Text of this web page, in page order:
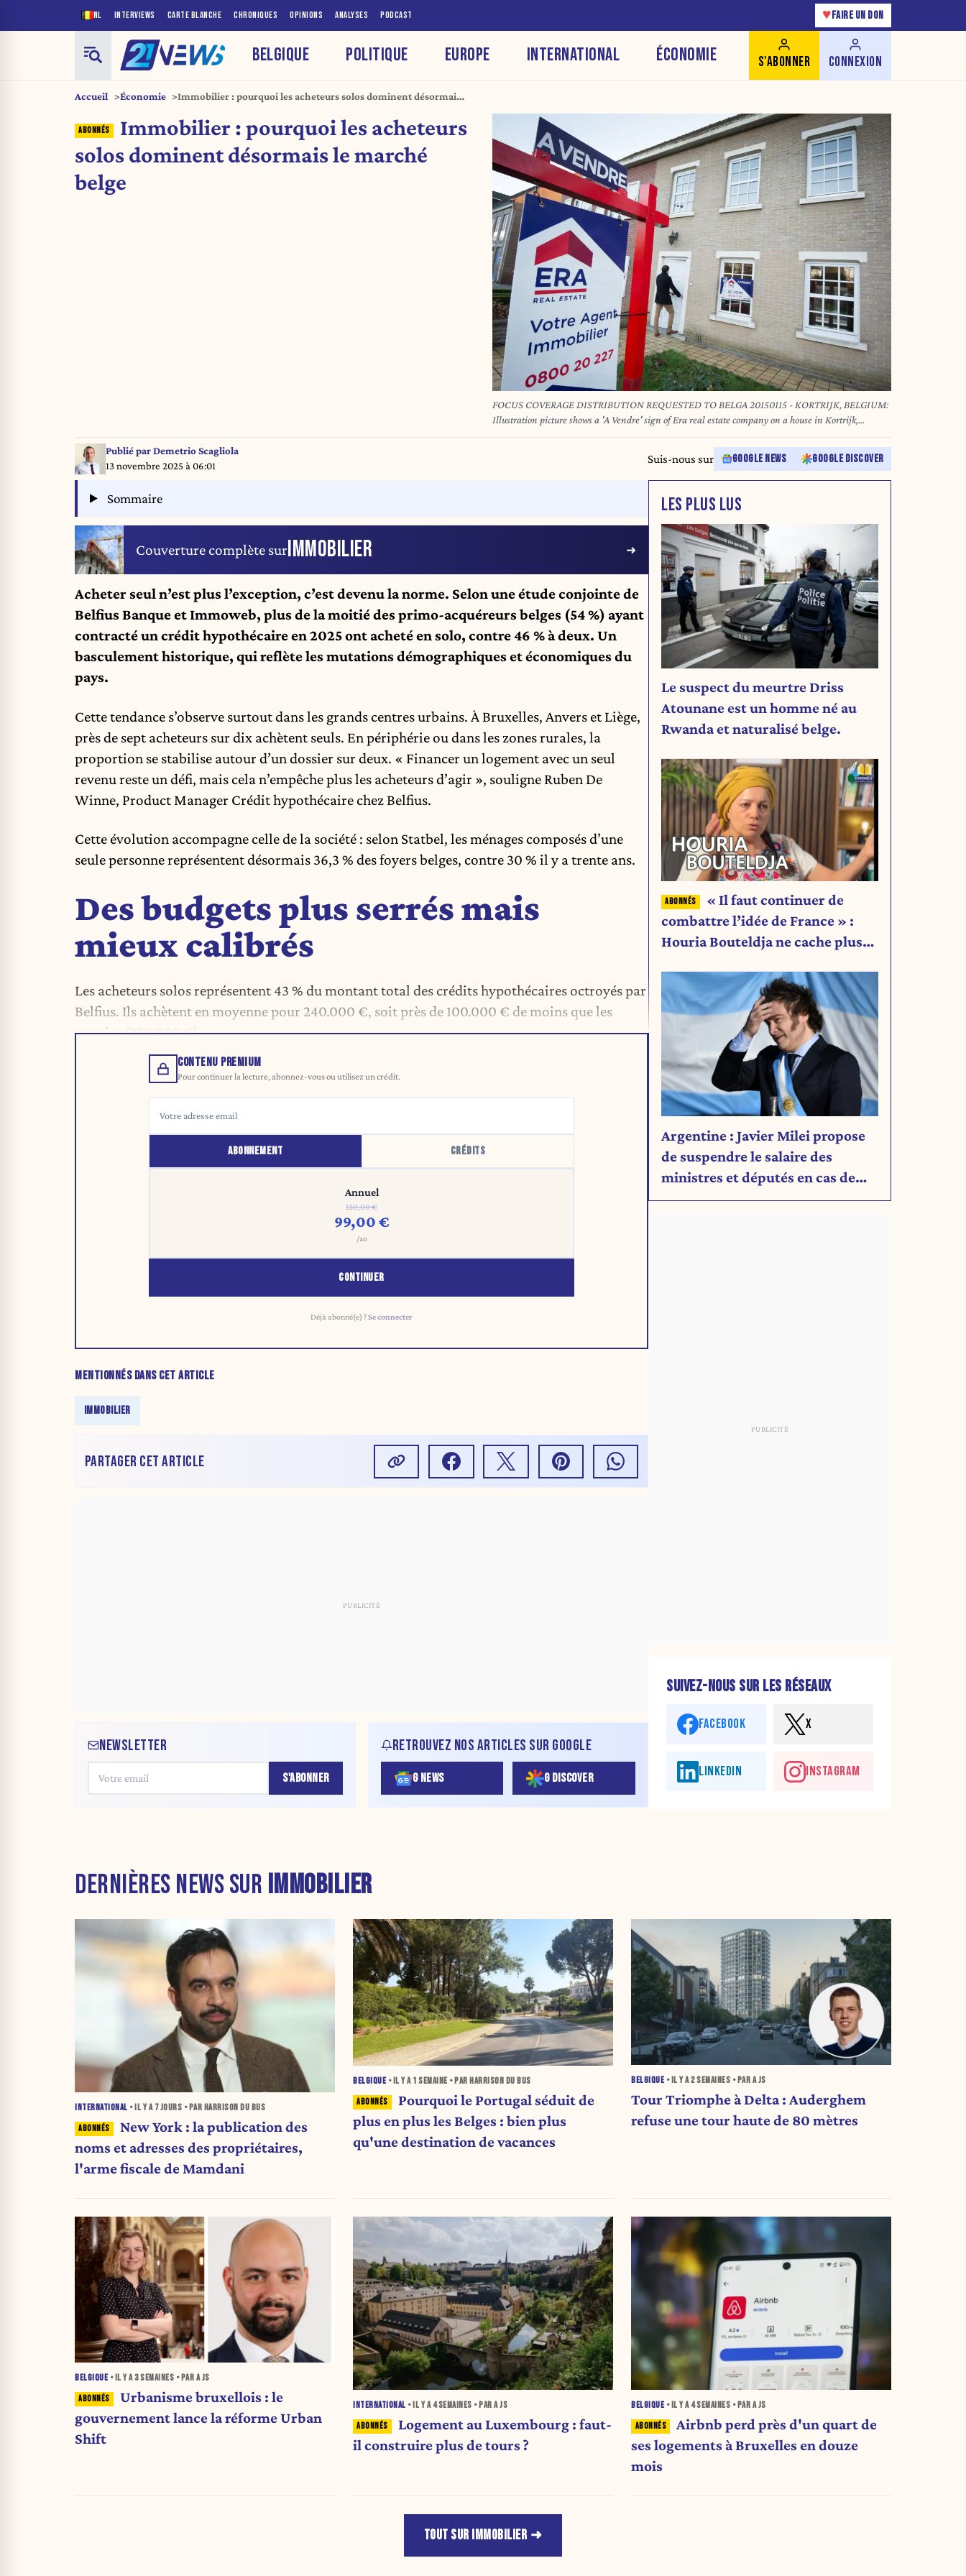
NL INTERVIEWS CARTE BLANCHE CHRONIQUES OPINIONS ANALYSES PODCAST ♥ FAIRE UN DON
BELGIQUE POLITIQUE EUROPE INTERNATIONAL ÉCONOMIE S'ABONNER CONNEXION
Accueil Économie
Immobilier : pourquoi les acheteurs solos dominent désormais
Immobilier : pourquoi les acheteurs
solos dominent désormais le marché
belge
FOCUS COVERAGE DISTRIBUTION REQUESTED TO BELGA 20150115 - KORTRIJK, BELGIUM:
Illustration picture shows a 'A Vendre' sign of Era real estate company on a house in Kortrijk,
Thursday 15 January 2015. BELGA PHOTO BENOIT DOPPAGNE
Publié parDemetrio Scagliola
13 novembre 2025 à 06:01
Suis-nous sur GOOGLE NEWS GOOGLE DISCOVER
Sommaire
Couverture complète surIMMOBILIER
Acheter seul n’est plus l’exception, c’est devenu la norme. Selon une étude conjointe de
Belfius Banque et Immoweb, plus de la moitié des primo-acquéreurs belges (54 %) ayant
contracté un crédit hypothécaire en 2025 ont acheté en solo, contre 46 % à deux. Un
basculement historique, qui reflète les mutations démographiques et économiques du
pays.
Cette tendance s’observe surtout dans les grands centres urbains. À Bruxelles, Anvers et Liège,
près de sept acheteurs sur dix achètent seuls. En périphérie ou dans les zones rurales, la
proportion se stabilise autour d’un dossier sur deux. « Financer un logement avec un seul
revenu reste un défi, mais cela n’empêche plus les acheteurs d’agir », souligne Ruben De
Winne, Product Manager Crédit hypothécaire chez Belfius.
Cette évolution accompagne celle de la société : selon Statbel, les ménages composés d’une
seule personne représentent désormais 36,3 % des foyers belges, contre 30 % il y a trente ans.
Des budgets plus serrés mais
mieux calibrés
Les acheteurs solos représentent 43 % du montant total des crédits hypothécaires octroyés par
Belfius. Ils achètent en moyenne pour 240.000 €, soit près de 100.000 € de moins que les
couples (338.000 €).
CONTENU PREMIUM
Pour continuer la lecture, abonnez-vous ou utilisez un crédit.
ABONNEMENT CRÉDITS
Annuel
120,00 €
99,00 €
/an
CONTINUER
Déjà abonné(e) ?Se connecter
MENTIONNÉS DANS CET ARTICLE
IMMOBILIER
PARTAGER CET ARTICLE
NEWSLETTER
S'ABONNER
RETROUVEZ NOS ARTICLES SUR GOOGLE
G NEWS G DISCOVER
LES PLUS LUS
Le suspect du meurtre Driss
Atounane est un homme né au
Rwanda et naturalisé belge.
« Il faut continuer de
combattre l’idée de France » :
Houria Bouteldja ne cache plus
Argentine : Javier Milei propose
de suspendre le salaire des
ministres et députés en cas de
déficit budgétaire
SUIVEZ-NOUS SUR LES RÉSEAUX
FACEBOOK X
LINKEDIN INSTAGRAM
DERNIÈRES NEWS SUR IMMOBILIER
INTERNATIONAL • IL Y A 7 JOURS • PAR HARRISON DU BUS
New York : la publication des
noms et adresses des propriétaires,
l'arme fiscale de Mamdani
BELGIQUE • IL Y A 1 SEMAINE • PAR HARRISON DU BUS
Pourquoi le Portugal séduit de
plus en plus les Belges : bien plus
qu'une destination de vacances
BELGIQUE • IL Y A2 SEMAINES • PAR A JS
Tour Triomphe à Delta : Auderghem
refuse une tour haute de 80 mètres
BELGIQUE • IL Y A3 SEMAINES • PAR A JS
Urbanisme bruxellois : le
gouvernement lance la réforme Urban
Shift
INTERNATIONAL • IL Y A 4 SEMAINES • PAR A JS
Logement au Luxembourg : faut-
il construire plus de tours ?
BELGIQUE • IL Y A 4 SEMAINES • PAR A JS
Airbnb perd près d'un quart de
ses logements à Bruxelles en douze
mois
TOUT SUR IMMOBILIER